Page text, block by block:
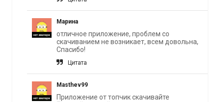
Марина
отличное приложение, проблем со
скачиванием не возникает, всем довольна,
Спасибо!
Цитата
Masthev99
Приложение от топчик скачивайте